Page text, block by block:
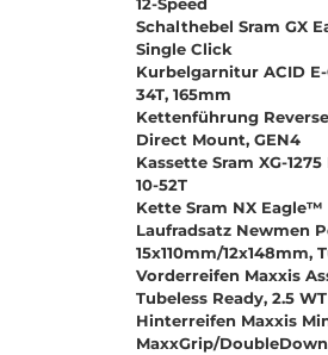
Schalthebel Sram GX
Single Click
Kurbelgarnitur ACID E-
34T, 165mm
Kettenführung
Direct Mount, GEN4
Kassette Sram XG-
10-52T
Kette Sram NX Eagle™
Laufradsatz Newmen
15x110mm/12x148mm,
Vorderreifen Maxxis
Tubeless Ready, 2.5 WT
Hinterreifen Maxxis
MaxxGrip/